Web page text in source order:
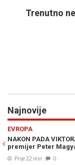
Trenutno
Najnovije
HRONIKA
"TRESLO SE
treslo se tlo
Prije 30 min